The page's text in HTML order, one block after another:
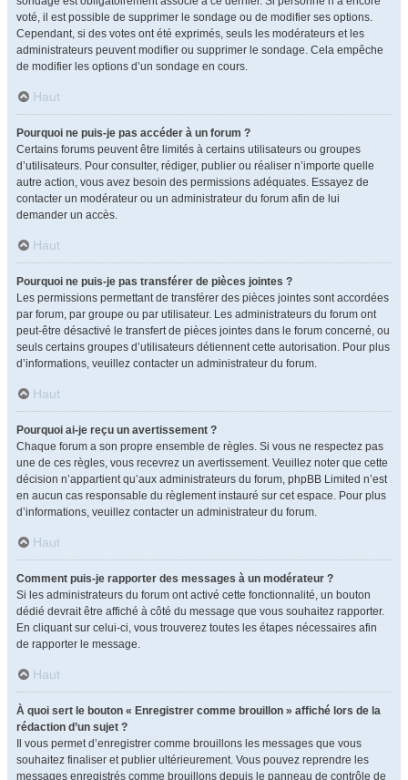
voté, il est possible de supprimer le sondage ou de modifier ses options.
Cependant, si des votes ont été exprimés, seuls les modérateurs et les
administrateurs peuvent modifier ou supprimer le sondage. Cela empêche
de modifier les options d’un sondage en cours.
Haut
Pourquoi ne puis-je pas accéder à un forum ?
Certains forums peuvent être limités à certains utilisateurs ou groupes
d’utilisateurs. Pour consulter, rédiger, publier ou réaliser n’importe quelle
autre action, vous avez besoin des permissions adéquates. Essayez de
contacter un modérateur ou un administrateur du forum afin de lui
demander un accès.
Haut
Pourquoi ne puis-je pas transférer de pièces jointes ?
Les permissions permettant de transférer des pièces jointes sont accordées
par forum, par groupe ou par utilisateur. Les administrateurs du forum ont
peut-être désactivé le transfert de pièces jointes dans le forum concerné, ou
seuls certains groupes d’utilisateurs détiennent cette autorisation. Pour plus
d’informations, veuillez contacter un administrateur du forum.
Haut
Pourquoi ai-je reçu un avertissement ?
Chaque forum a son propre ensemble de règles. Si vous ne respectez pas
une de ces règles, vous recevrez un avertissement. Veuillez noter que cette
décision n’appartient qu’aux administrateurs du forum, phpBB Limited n’est
en aucun cas responsable du règlement instauré sur cet espace. Pour plus
d’informations, veuillez contacter un administrateur du forum.
Haut
Comment puis-je rapporter des messages à un modérateur ?
Si les administrateurs du forum ont activé cette fonctionnalité, un bouton
dédié devrait être affiché à côté du message que vous souhaitez rapporter.
En cliquant sur celui-ci, vous trouverez toutes les étapes nécessaires afin
de rapporter le message.
Haut
À quoi sert le bouton « Enregistrer comme brouillon » affiché lors de la
rédaction d’un sujet ?
Il vous permet d’enregistrer comme brouillons les messages que vous
souhaitez finaliser et publier ultérieurement. Vous pouvez reprendre les
messages enregistrés comme brouillons depuis le panneau de contrôle de